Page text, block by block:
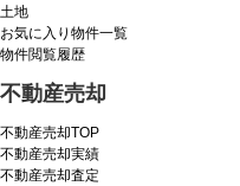
土地
お気に入り物件一覧
物件閲覧履歴
不動産売却
不動産売却TOP
不動産売却実績
不動産売却査定